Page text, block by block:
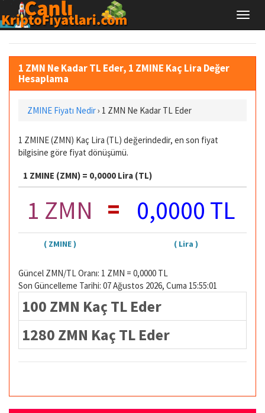
1 ZMN Ne Kadar TL Eder, 1 ZMINE Kaç Lira Değer
Hesaplama
ZMINE Fiyatı Nedir› 1 ZMN Ne Kadar TL Eder
1 ZMINE (ZMN) Kaç Lira (TL) değerindedir, en son fiyat
bilgisine göre fiyat dönüşümü.
1 ZMINE (ZMN) = 0,0000 Lira (TL)
1 ZMN = 0,0000 TL
( ZMINE ) ( Lira )
Güncel ZMN/TL Oranı: 1 ZMN = 0,0000 TL
Son Güncelleme Tarihi: 07 Ağustos 2026, Cuma 15:55:01
100 ZMN Kaç TL Eder
1280 ZMN Kaç TL Eder